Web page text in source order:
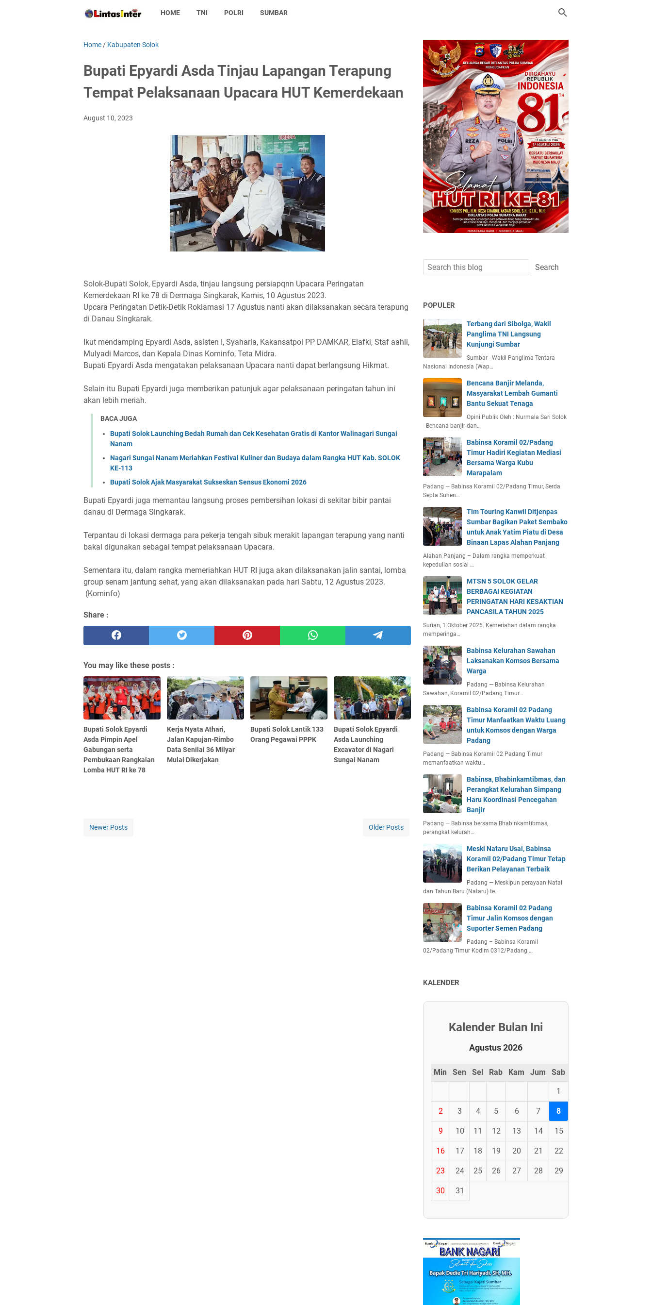
HOME TNI POLRI SUMBAR
Home / Kabupaten Solok
Bupati Epyardi Asda Tinjau Lapangan Terapung
Tempat Pelaksanaan Upacara HUT Kemerdekaan
August 10, 2023
Solok-Bupati Solok, Epyardi Asda, tinjau langsung persiapqnn Upacara Peringatan
Kemerdekaan RI ke 78 di Dermaga Singkarak, Kamis, 10 Agustus 2023.
Upcara Peringatan Detik-Detik Roklamasi 17 Agustus nanti akan dilaksanakan secara terapung
di Danau Singkarak.
Ikut mendamping Epyardi Asda, asisten I, Syaharia, Kakansatpol PP DAMKAR, Elafki, Staf aahli,
Mulyadi Marcos, dan Kepala Dinas Kominfo, Teta Midra.
Bupati Epyardi Asda mengatakan pelaksanaan Upacara nanti dapat berlangsung Hikmat.
Selain itu Bupati Epyardi juga memberikan patunjuk agar pelaksanaan peringatan tahun ini
akan lebih meriah.
BACA JUGA
Bupati Solok Launching Bedah Rumah dan Cek Kesehatan Gratis di Kantor Walinagari Sungai
Nanam
Nagari Sungai Nanam Meriahkan Festival Kuliner dan Budaya dalam Rangka HUT Kab. SOLOK
KE-113
Bupati Solok Ajak Masyarakat Sukseskan Sensus Ekonomi 2026
Bupati Epyardi juga memantau langsung proses pembersihan lokasi di sekitar bibir pantai
danau di Dermaga Singkarak.
Terpantau di lokasi dermaga para pekerja tengah sibuk merakit lapangan terapung yang nanti
bakal digunakan sebagai tempat pelaksanaan Upacara.
Sementara itu, dalam rangka memeriahkan HUT RI juga akan dilaksanakan jalin santai, lomba
group senam jantung sehat, yang akan dilaksanakan pada hari Sabtu, 12 Agustus 2023.
(Kominfo)
Share :
You may like these posts :
Bupati Solok Epyardi
Asda Pimpin Apel
Gabungan serta
Pembukaan Rangkaian
Lomba HUT RI ke 78
Kerja Nyata Athari,
Jalan Kapujan-Rimbo
Data Senilai 36 Milyar
Mulai Dikerjakan
Bupati Solok Lantik 133
Orang Pegawai PPPK
Bupati Solok Epyardi
Asda Launching
Excavator di Nagari
Sungai Nanam
Newer Posts Older Posts
POPULER
Terbang dari Sibolga, Wakil
Panglima TNI Langsung
Kunjungi Sumbar
Sumbar - Wakil Panglima Tentara
Nasional Indonesia (Wap…
Bencana Banjir Melanda,
Masyarakat Lembah Gumanti
Bantu Sekuat Tenaga
Opini Publik Oleh : Nurmala Sari Solok
- Bencana banjir dan…
Babinsa Koramil 02/Padang
Timur Hadiri Kegiatan Mediasi
Bersama Warga Kubu
Marapalam
Padang — Babinsa Koramil 02/Padang Timur, Serda
Septa Suhen…
Tim Touring Kanwil Ditjenpas
Sumbar Bagikan Paket Sembako
untuk Anak Yatim Piatu di Desa
Binaan Lapas Alahan Panjang
Alahan Panjang – Dalam rangka memperkuat
kepedulian sosial …
MTSN 5 SOLOK GELAR
BERBAGAI KEGIATAN
PERINGATAN HARI KESAKTIAN
PANCASILA TAHUN 2025
Surian, 1 Oktober 2025. Kemeriahan dalam rangka
memperinga…
Babinsa Kelurahan Sawahan
Laksanakan Komsos Bersama
Warga
Padang — Babinsa Kelurahan
Sawahan, Koramil 02/Padang Timur…
Babinsa Koramil 02 Padang
Timur Manfaatkan Waktu Luang
untuk Komsos dengan Warga
Padang
Padang — Babinsa Koramil 02 Padang Timur
memanfaatkan waktu…
Babinsa, Bhabinkamtibmas, dan
Perangkat Kelurahan Simpang
Haru Koordinasi Pencegahan
Banjir
Padang — Babinsa bersama Bhabinkamtibmas,
perangkat kelurah…
Meski Nataru Usai, Babinsa
Koramil 02/Padang Timur Tetap
Berikan Pelayanan Terbaik
Padang — Meskipun perayaan Natal
dan Tahun Baru (Nataru) te…
Babinsa Koramil 02 Padang
Timur Jalin Komsos dengan
Suporter Semen Padang
Padang – Babinsa Koramil
02/Padang Timur Kodim 0312/Padang …
KALENDER
Kalender Bulan Ini
Agustus 2026
Min Sen Sel Rab Kam Jum Sab
1
2 3 4 5 6 7 8
9 10 11 12 13 14 15
16 17 18 19 20 21 22
23 24 25 26 27 28 29
30 31